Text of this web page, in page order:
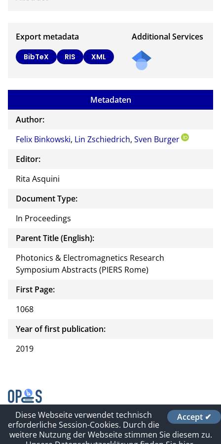
Export metadata
BibTeX RIS XML
Additional Services
Metadaten
Author:
Felix Binkowski, Lin Zschiedrich, Sven Burger
Editor:
Rita Asquini
Document Type:
In Proceedings
Parent Title (English):
Photonics & Electromagnetics Research
Symposium Abstracts (PIERS Rome)
First Page:
1068
Year of first publication:
2019
Contact
Impressum und Datenschutz
Accept ✔
Diese Webseite verwendet technisch
erforderliche Session-Cookies. Durch die
weitere Nutzung der Webseite stimmen Sie diesem zu.